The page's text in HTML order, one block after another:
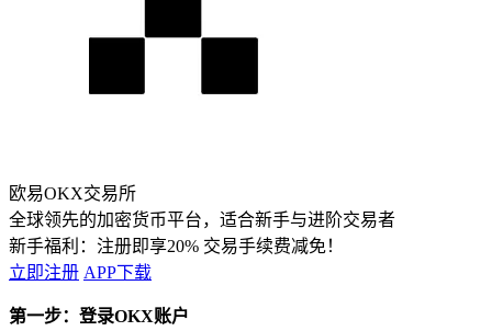
欧易OKX交易所
全球领先的加密货币平台，适合新手与进阶交易者
新手福利： 注册即享20% 交易手续费减免！
立即注册 APP下载
第一步：登录OKX账户